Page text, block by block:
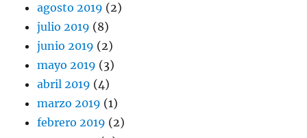
agosto 2019 (2)
julio 2019 (8)
junio 2019 (2)
mayo 2019 (3)
abril 2019 (4)
marzo 2019 (1)
febrero 2019 (2)